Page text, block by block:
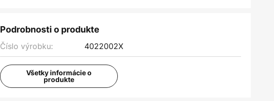
Podrobnosti o produkte
Číslo výrobku: 4022002X
Všetky informácie o
produkte